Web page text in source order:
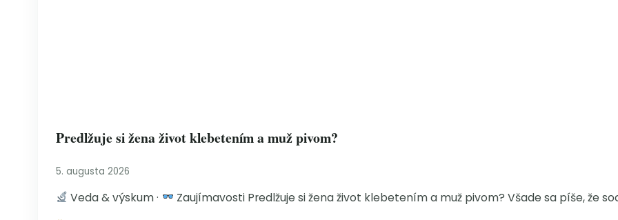
Predlžuje si žena život klebetením a muž pivom?
5. augusta 2026
Veda & výskum · Zaujímavosti Predlžuje si žena život klebetením a muž pivom? Všade sa píše, že